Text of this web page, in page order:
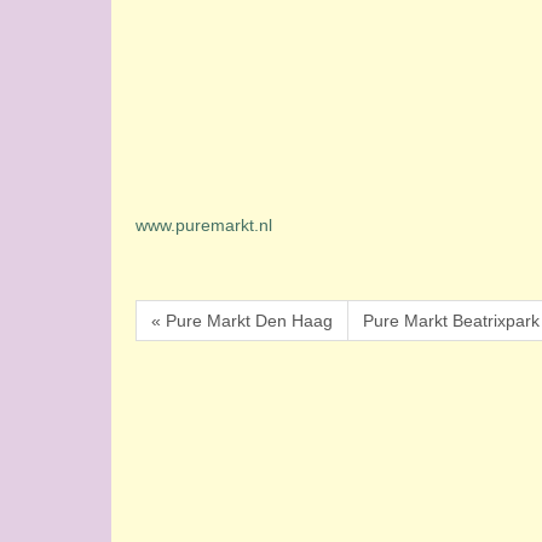
www.puremarkt.nl
« Pure Markt Den Haag Pure Markt